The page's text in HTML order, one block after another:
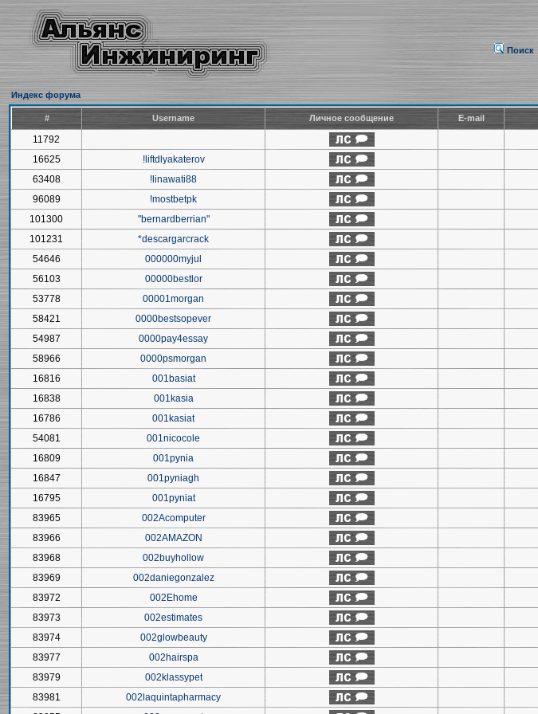
Поиск
Индекс форума
# Username Личное сообщение E-mail
11792
16625
!liftdlyakaterov
63408
!linawati88
96089
!mostbetpk
101300
"bernardberrian"
101231
*descargarcrack
54646
000000myjul
56103
00000bestlor
53778
00001morgan
58421
0000bestsopever
54987
0000pay4essay
58966
0000psmorgan
16816
001basiat
16838
001kasia
16786
001kasiat
54081
001nicocole
16809
001pynia
16847
001pyniagh
16795
001pyniat
83965
002Acomputer
83966
002AMAZON
83968
002buyhollow
83969
002daniegonzalez
83972
002Ehome
83973
002estimates
83974
002glowbeauty
83977
002hairspa
83979
002klassypet
83981
002laquintapharmacy